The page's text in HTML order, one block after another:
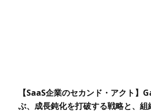
【SaaS企業のセカンド・アクト
ぶ、成長鈍化を打破する戦略と、